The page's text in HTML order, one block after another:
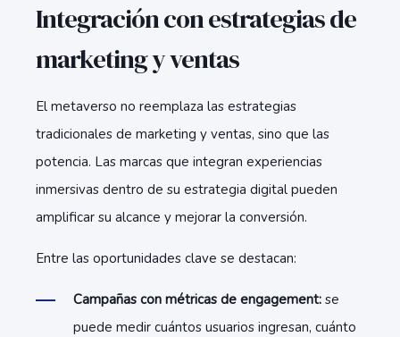
Integración con estrategias de
marketing y ventas
El metaverso no reemplaza las estrategias
tradicionales de marketing y ventas, sino que las
potencia. Las marcas que integran experiencias
inmersivas dentro de su estrategia digital pueden
amplificar su alcance y mejorar la conversión.
Entre las oportunidades clave se destacan:
Campañas con métricas de engagement: se
puede medir cuántos usuarios ingresan, cuánto